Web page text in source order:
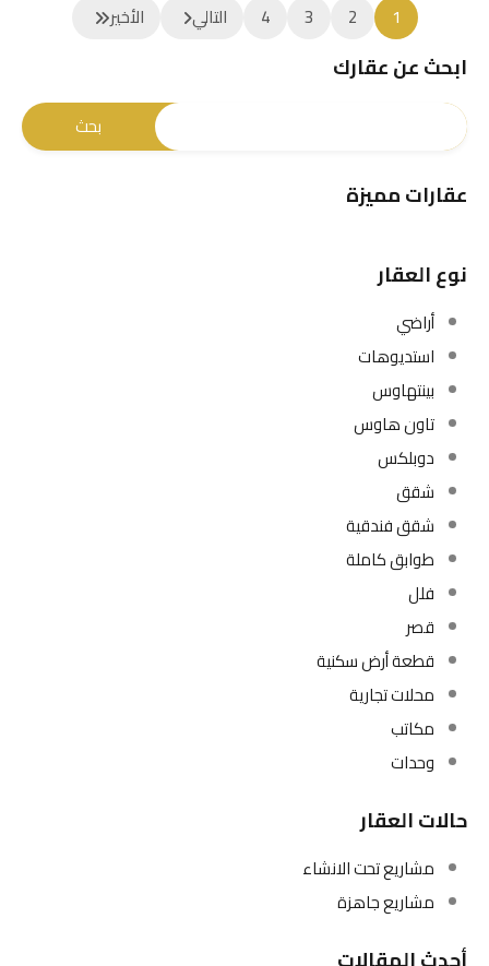
1
2
3
4 التالي الأخير
ابحث عن عقارك
عقارات مميزة
نوع العقار
أراضي
استديوهات
بينتهاوس
تاون هاوس
دوبلكس
شقق
شقق فندقية
طوابق كاملة
فلل
قصر
قطعة أرض سكنية
محلات تجارية
مكاتب
وحدات
حالات العقار
مشاريع تحت الانشاء
مشاريع جاهزة